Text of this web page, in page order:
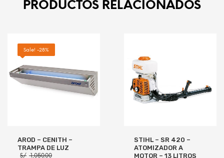
PRODUCTOS RELACIONADOS
Sale! -28%
AROD – CENITH –
TRAMPA DE LUZ
S/ 1,050.00
STIHL – SR 420 –
ATOMIZADOR A
MOTOR – 13 LITROS